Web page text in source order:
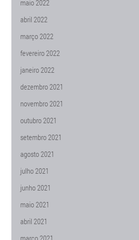
maio 2022
abril 2022
março 2022
fevereiro 2022
janeiro 2022
dezembro 2021
novembro 2021
outubro 2021
setembro 2021
agosto 2021
julho 2021
junho 2021
maio 2021
abril 2021
março 2021